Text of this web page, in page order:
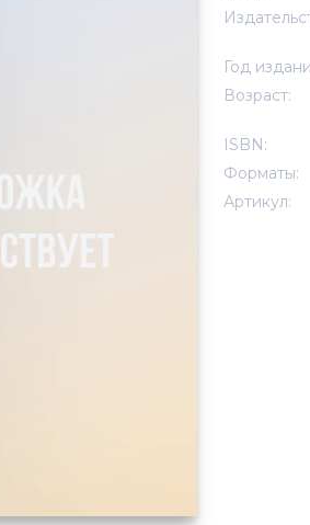
Год
Возраст:
ISBN:
Форматы:
Артикул: